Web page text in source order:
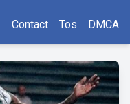
Contact Tos DMCA